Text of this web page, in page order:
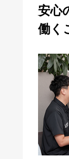
安心
働く